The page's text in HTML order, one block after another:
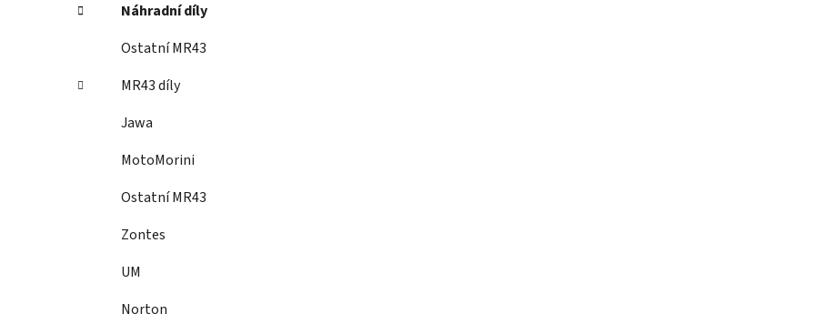
Náhradní díly
Ostatní MR43
MR43 díly
Jawa
MotoMorini
Ostatní MR43
Zontes
UM
Norton